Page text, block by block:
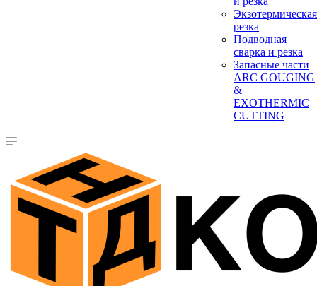
Экзотермическая
резка
Подводная
сварка и резка
Запасные части
ARC GOUGING
&
EXOTHERMIC
CUTTING